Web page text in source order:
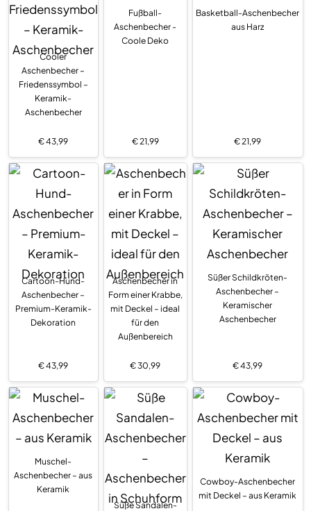
Cooler
Aschenbecher –
Friedenssymbol –
Keramik-
Aschenbecher
€43,99
Fußball-
Aschenbecher -
Coole Deko
€21,99
Basketball-Aschenbecher
aus Harz
€21,99
Cartoon-Hund-
Aschenbecher –
Premium-Keramik-
Dekoration
€43,99
Aschenbecher in
Form einer Krabbe,
mit Deckel – ideal
für den
Außenbereich
€30,99
Süßer Schildkröten-
Aschenbecher –
Keramischer
Aschenbecher
€43,99
Muschel-
Aschenbecher – aus
Keramik
Süße Sandalen-
Cowboy-Aschenbecher
mit Deckel – aus Keramik